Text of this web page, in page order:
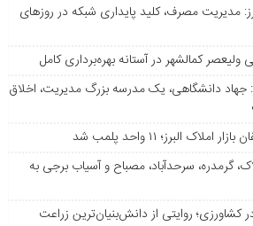
مدیریت مصرف، کلید پایداری شبکه در روزهای
جهاد دانشگاهی، یک مدرسه بزرگ مدیریت، اخلاق
البرز؛ ۱۱ واحد پلمب شد
گرمدره، سرحدآباد، مصباح و آسیاب برجی به
در کشاورزی؛ روایتی از دانش‌بنیان‌ترین زراعت